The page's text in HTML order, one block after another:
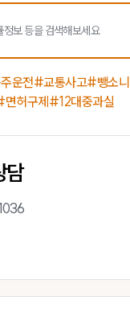
운전#교통사고#뺑소니
허구제#12대중과실
담